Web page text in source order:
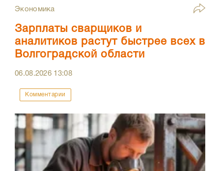
Экономика
Зарплаты сварщиков и
аналитиков растут быстрее всех в
Волгоградской области
06.08.2026 13:08
Комментарии